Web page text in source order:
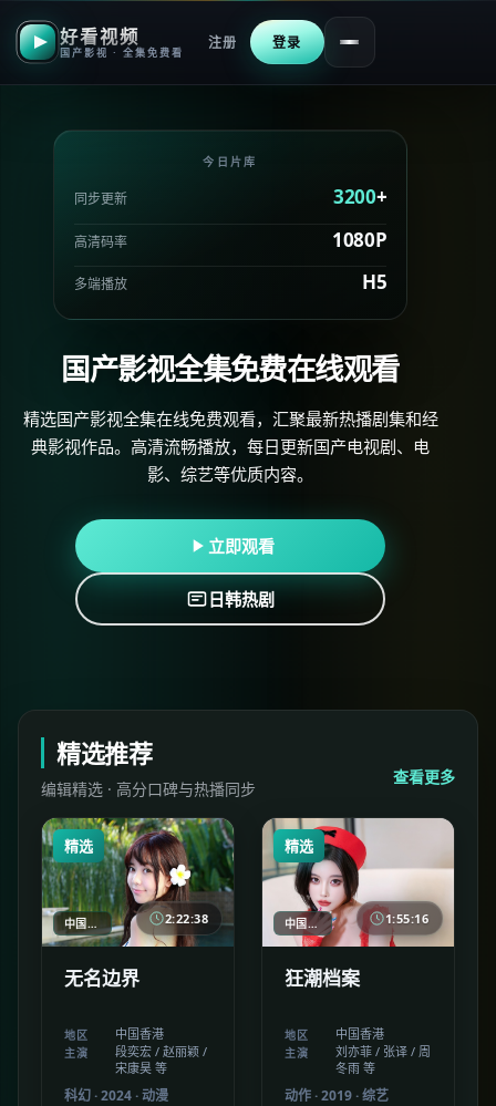
好看视频
国产影视 · 全集免费看
注册 登录
国产影视全集免费在线观看
精选国产影视全集在线免费观看，汇聚最新热播剧集和经
典影视作品。高清流畅播放，每日更新国产电视剧、电
影、综艺等优质内容。
立即观看
日韩热剧
今日片库
同步更新 3200+
高清码率 1080P
多端播放 H5
精选推荐
编辑精选 · 高分口碑与热播同步
查看更多
精选
中国香港 2:22:38
无名边界
地区 中国香港
主演
段奕宏 / 赵丽颖 /
宋康昊 等
科幻 ·2024 ·动漫
精选
中国香港 1:55:16
狂潮档案
地区 中国香港
主演
刘亦菲 / 张译 / 周
冬雨 等
动作 ·2019 ·综艺